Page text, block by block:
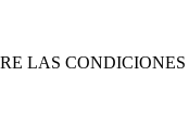
LAS CONDICIONES